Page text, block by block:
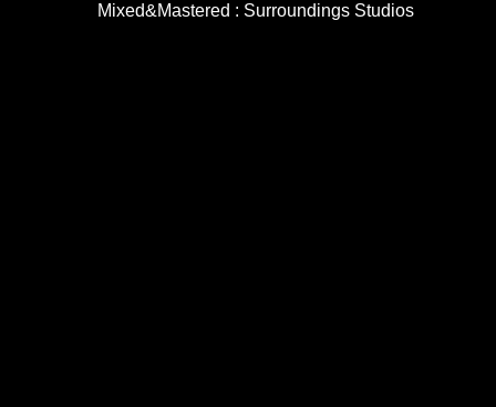
Mixed&Mastered : Surroundings Studios